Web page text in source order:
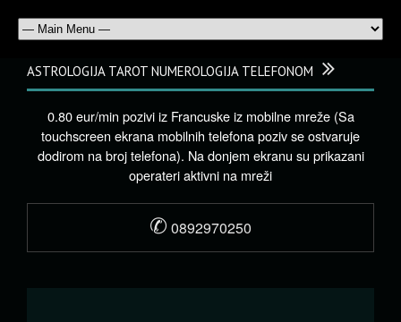
ASTROLOGIJA TAROT NUMEROLOGIJA TELEFONOM
0.80 eur/min pozivi iz Francuske iz mobilne mreže (Sa
touchscreen ekrana mobilnih telefona poziv se ostvaruje
dodirom na broj telefona). Na donjem ekranu su prikazani
operateri aktivni na mreži
✆ 0892970250